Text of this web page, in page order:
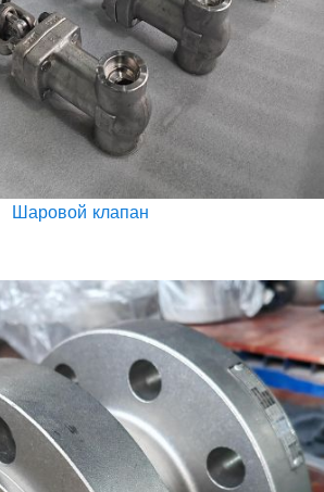
Шаровой клапан